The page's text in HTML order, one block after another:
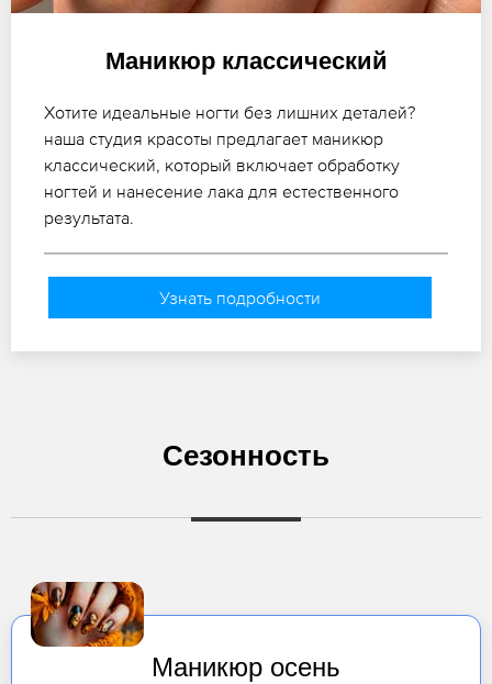
Маникюр классический
Хотите идеальные ногти без лишних деталей?
наша студия красоты предлагает маникюр
классический, который включает обработку
ногтей и нанесение лака для естественного
результата.
Узнать подробности
Сезонность
Маникюр осень